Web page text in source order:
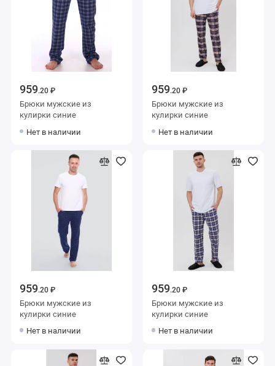
959.20 ₽
Брюки мужские из
кулирки синие
Нет в наличии
959.20 ₽
Брюки мужские из
кулирки синие
Нет в наличии
959.20 ₽
Брюки мужские из
кулирки синие
Нет в наличии
959.20 ₽
Брюки мужские из
кулирки синие
Нет в наличии